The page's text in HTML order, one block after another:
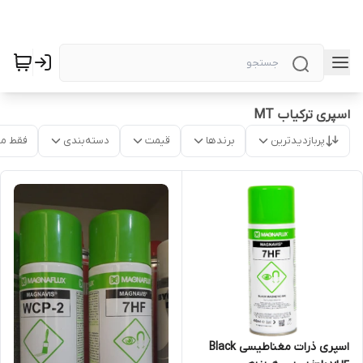
اسپری ترکیاب MT
پربازدیدترین برندها قیمت دسته‌بندی فقط
اسپری ذرات مغناطیسی Black